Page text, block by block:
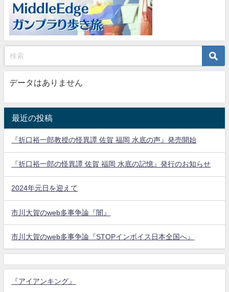
データはありません
最近の投稿
『折口裕一郎教授の怪異譚 佐賀 福岡 水底の声』発売開始
『折口裕一郎の怪異譚 佐賀 福岡 水底の記憶』発行のお知らせ
2024年元日を迎えて
市川大賀のweb多事争論『闇』
市川大賀のweb多事争論『STOPインボイス日本全国へ』
『アイアンキング』